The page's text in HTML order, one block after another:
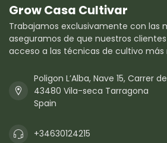
Grow Casa Cultivar
Trabajamos exclusivamente con las
aseguramos de que nuestros
acceso a las técnicas de cultivo más
Poligon L’Alba, Nave 15, Carrer
43480 Vila-seca Tarragona
Spain
+34630124215